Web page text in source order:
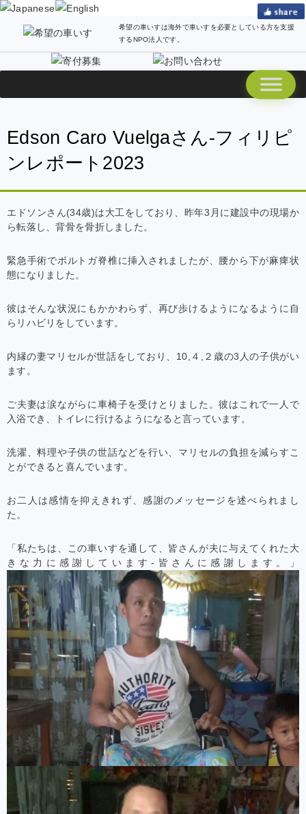
希望の車いすは海外で車いすを必要としている方を支援
するNPO法人です。
Edson Caro Vuelgaさん-フィリピ
ンレポート2023
エドソンさん(34歳)は大工をしており、昨年3月に建設中の現場か
ら転落し、背骨を骨折しました。
緊急手術でボルトガ脊椎に挿入されましたが、腰から下が麻痺状
態になりました。
彼はそんな状況にもかかわらず、再び歩けるようになるように自
らリハビリをしています。
内縁の妻マリセルが世話をしており、10,４,２歳の3人の子供がい
ます。
ご夫妻は涙ながらに車椅子を受けとりました。彼はこれで一人で
入浴でき、トイレに行けるようになると言っています。
洗濯、料理や子供の世話などを行い、マリセルの負担を減らすこ
とができると喜んでいます。
お二人は感情を抑えきれず、感謝のメッセージを述べられまし
た。
「私たちは、この車いすを通して、皆さんが夫に与えてくれた大
きな力に感謝しています-皆さんに感謝します。」